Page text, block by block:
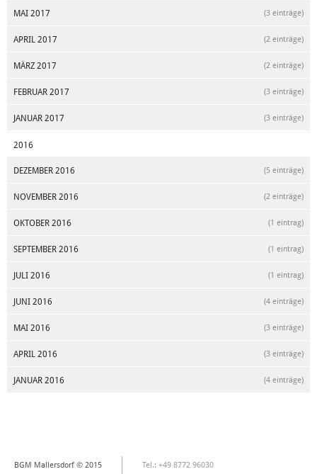
MAI 2017 (3 einträge)
APRIL 2017 (2 einträge)
MÄRZ 2017 (2 einträge)
FEBRUAR 2017 (3 einträge)
JANUAR 2017 (3 einträge)
2016
DEZEMBER 2016 (5 einträge)
NOVEMBER 2016 (2 einträge)
OKTOBER 2016 (1 eintrag)
SEPTEMBER 2016 (1 eintrag)
JULI 2016 (1 eintrag)
JUNI 2016 (4 einträge)
MAI 2016 (3 einträge)
APRIL 2016 (3 einträge)
JANUAR 2016 (4 einträge)
BGM Mallersdorf © 2015 Tel.: +49 8772 96030